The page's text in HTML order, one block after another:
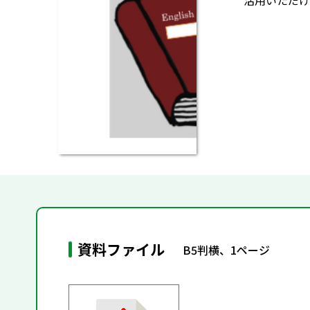
資料ファイル B5判横、1ページ